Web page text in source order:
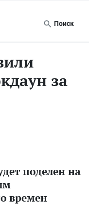
Поиск
за
поделен на
времен